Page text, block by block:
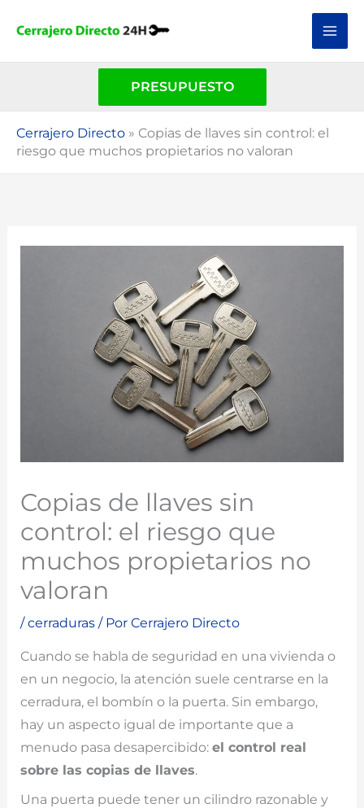
PRESUPUESTO
Cerrajero Directo » Copias de llaves sin control: el
riesgo que muchos propietarios no valoran
Copias de llaves sin
control: el riesgo que
muchos propietarios no
valoran
/cerraduras/ Por Cerrajero Directo
Cuando se habla de seguridad en una vivienda o
en un negocio, la atención suele centrarse en la
cerradura, el bombín o la puerta. Sin embargo,
hay un aspecto igual de importante que a
menudo pasa desapercibido: el control real
sobre las copias de llaves.
Una puerta puede tener un cilindro razonable y